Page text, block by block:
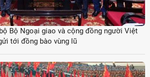
Bộ Ngoại giao và cộng đồng người Việt
tới đồng bào vùng lũ